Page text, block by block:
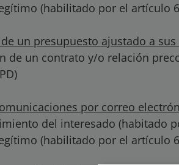
(habilitado por el artículo
un presupuesto ajustado a
de un contrato y/o relación
por correo
del interesado (habitado
(habilitado por el artículo